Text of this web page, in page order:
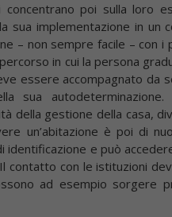
concentrano poi sulla loro
sua implementazione in
– non sempre facile – con i
percorso in cui la persona
essere accompagnato da
sua
della gestione della casa,
un’abitazione è poi di
identificazione e può
contatto con le istituzioni
ad esempio sorgere